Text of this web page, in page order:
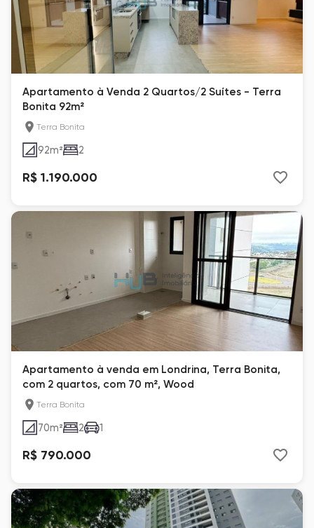
Apartamento à Venda 2 Quartos/2 Suítes - Terra
Bonita 92m²
Terra Bonita
92m² 2
R$ 1.190.000
Apartamento à venda em Londrina, Terra Bonita,
com 2 quartos, com 70 m², Wood
Terra Bonita
70m² 2 1
R$ 790.000